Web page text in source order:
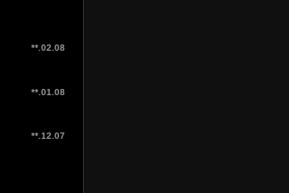
**.02.08
**.01.08
**.12.07